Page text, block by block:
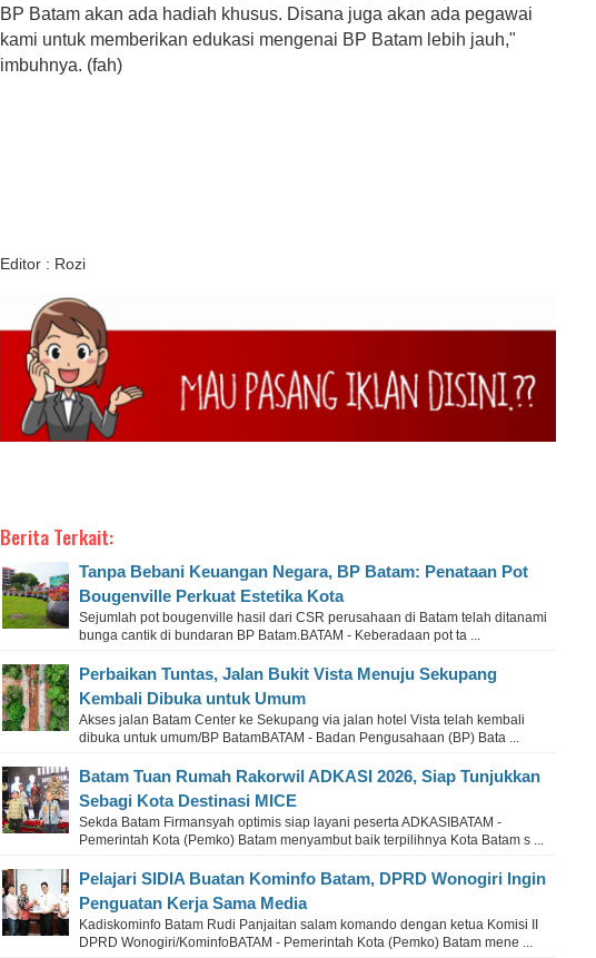
BP Batam akan ada hadiah khusus. Disana juga akan ada pegawai
kami untuk memberikan edukasi mengenai BP Batam lebih jauh,"
imbuhnya. (fah)
Editor : Rozi
Berita Terkait:
Tanpa Bebani Keuangan Negara, BP Batam: Penataan Pot
Bougenville Perkuat Estetika Kota
Sejumlah pot bougenville hasil dari CSR perusahaan di Batam telah ditanami
bunga cantik di bundaran BP Batam.BATAM - Keberadaan pot ta ...
Perbaikan Tuntas, Jalan Bukit Vista Menuju Sekupang
Kembali Dibuka untuk Umum
Akses jalan Batam Center ke Sekupang via jalan hotel Vista telah kembali
dibuka untuk umum/BP BatamBATAM - Badan Pengusahaan (BP) Bata ...
Batam Tuan Rumah Rakorwil ADKASI 2026, Siap Tunjukkan
Sebagi Kota Destinasi MICE
Sekda Batam Firmansyah optimis siap layani peserta ADKASIBATAM -
Pemerintah Kota (Pemko) Batam menyambut baik terpilihnya Kota Batam s ...
Pelajari SIDIA Buatan Kominfo Batam, DPRD Wonogiri Ingin
Penguatan Kerja Sama Media
Kadiskominfo Batam Rudi Panjaitan salam komando dengan ketua Komisi II
DPRD Wonogiri/KominfoBATAM - Pemerintah Kota (Pemko) Batam mene ...